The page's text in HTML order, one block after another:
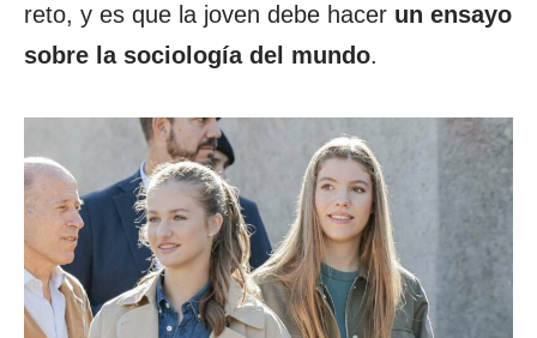
reto, y es que la joven debe hacer un ensayo
sobre la sociología del mundo.